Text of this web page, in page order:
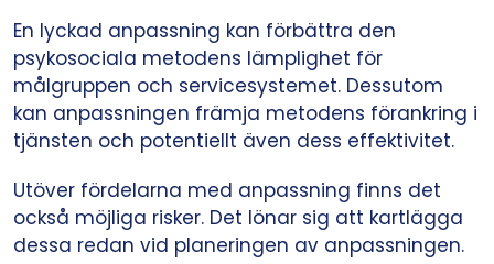
En lyckad anpassning kan förbättra den
psykosociala metodens lämplighet för
målgruppen och servicesystemet. Dessutom
kan anpassningen främja metodens förankring i
tjänsten och potentiellt även dess effektivitet.
Utöver fördelarna med anpassning finns det
också möjliga risker. Det lönar sig att kartlägga
dessa redan vid planeringen av anpassningen.